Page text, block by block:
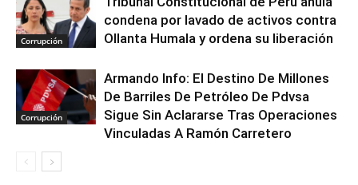
Corrupción
condena por lavado de activos contra
Ollanta Humala y ordena su liberación
Corrupción
Armando Info: El Destino De Millones
De Barriles De Petróleo De Pdvsa
Sigue Sin Aclararse Tras Operaciones
Vinculadas A Ramón Carretero